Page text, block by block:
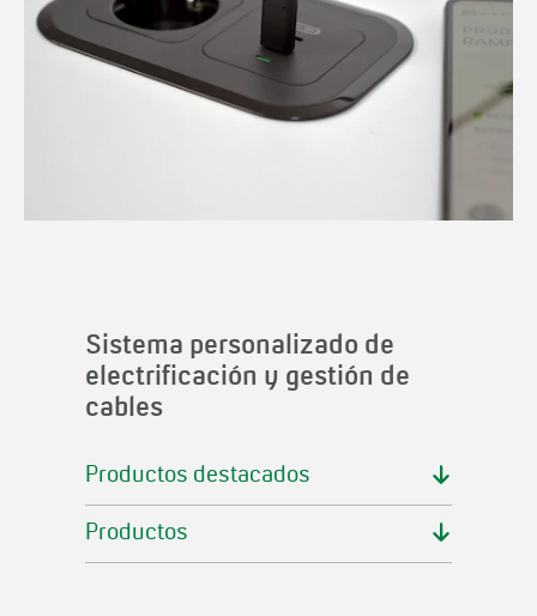
Sistema personalizado de
electrificación y gestión de
cables
Productos destacados
Productos